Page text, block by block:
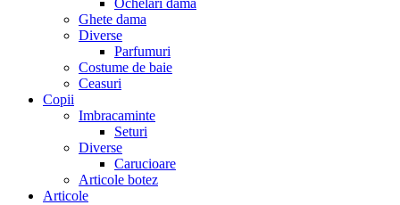
Ochelari dama
Ghete dama
Diverse
Parfumuri
Costume de baie
Ceasuri
Copii
Imbracaminte
Seturi
Diverse
Carucioare
Articole botez
Articole